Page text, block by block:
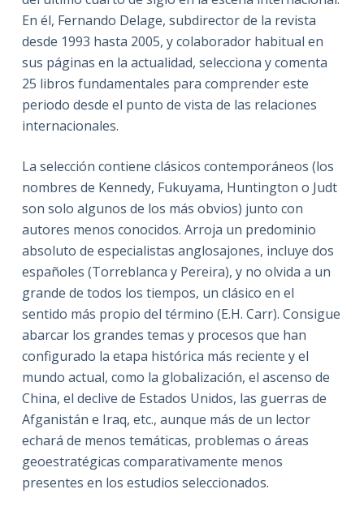
En él, Fernando Delage, subdirector de la revista
desde 1993 hasta 2005, y colaborador habitual en
sus páginas en la actualidad, selecciona y comenta
25 libros fundamentales para comprender este
periodo desde el punto de vista de las relaciones
internacionales.
La selección contiene clásicos contemporáneos (los
nombres de Kennedy, Fukuyama, Huntington o Judt
son solo algunos de los más obvios) junto con
autores menos conocidos. Arroja un predominio
absoluto de especialistas anglosajones, incluye dos
españoles (Torreblanca y Pereira), y no olvida a un
grande de todos los tiempos, un clásico en el
sentido más propio del término (E.H. Carr). Consigue
abarcar los grandes temas y procesos que han
configurado la etapa histórica más reciente y el
mundo actual, como la globalización, el ascenso de
China, el declive de Estados Unidos, las guerras de
Afganistán e Iraq, etc., aunque más de un lector
echará de menos temáticas, problemas o áreas
geoestratégicas comparativamente menos
presentes en los estudios seleccionados.